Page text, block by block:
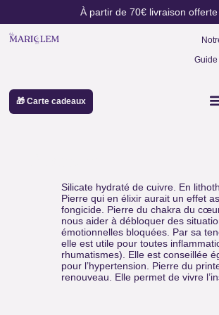
au
contenu
À partir de 70€ livraison offerte
🎁 Carte cadeaux
Silicate hydraté de cuivre. En
Pierre qui en élixir aurait un effet
fongicide. Pierre du chakra du
nous aider à débloquer des
émotionnelles bloquées. Par sa
elle est utile pour toutes
rhumatismes). Elle est conseillée
pour l’hypertension. Pierre du
renouveau. Elle permet de vivre